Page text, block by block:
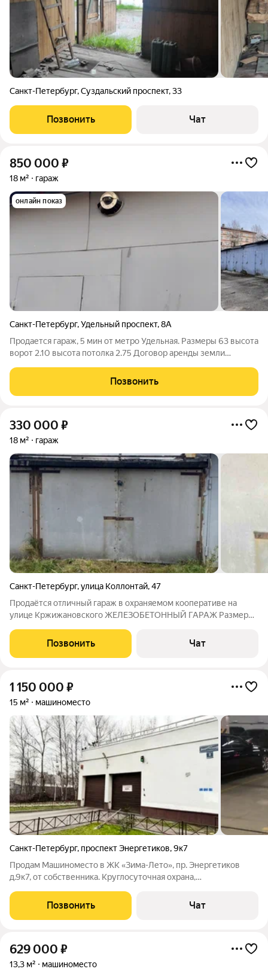
Санкт-Петербург,Суздальский проспект,33
Позвонить Чат
850 000 ₽
18 м² гараж
онлайн показ
Санкт-Петербург,Удельный проспект,8А
Продается гараж, 5 мин от метро Удельная. Размеры 63 высота
ворот 2.10 высота потолка 2.75 Договор аренды земли
для оформления паспорта в ПИБе. Автоматические ворота на
въезде, видео
Позвонить
330 000 ₽
18 м² гараж
Санкт-Петербург,улица Коллонтай,47
Продаётся отличный гараж в охраняемом кооперативе на
улице Кржижановского ЖЕЛЕЗОБЕТОННЫЙ ГАРАЖ Размеры :
ОХРАНА Ваш автомобиль будет надежно защищён благодаря
круглосуточному контролю
Позвонить Чат
1 150 000 ₽
15 м² машиноместо
Санкт-Петербург, проспект Энергетиков,9к7
Продам Машиноместо в ЖК «Зима-Лето», пр. Энергетиков
д.9к7, от собственника. Круглосуточная охрана,
сухой паркинг, хорошая управляющая компания. КУ в среднем
2000/мес.
Позвонить Чат
629 000 ₽
13,3 м² машиноместо